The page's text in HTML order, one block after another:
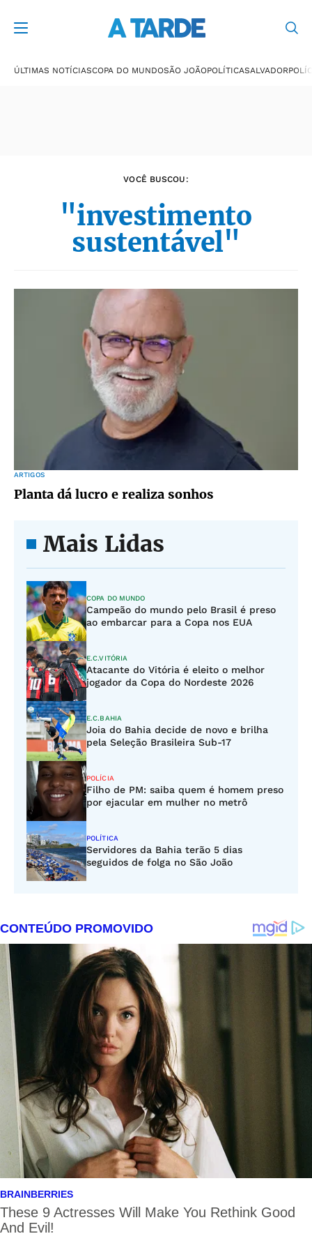
ÚLTIMAS NOTÍCIASCOPA DO MUNDOSÃO JOÃOPOLÍTICASALVADOR
VOCÊ BUSCOU:
"investimento
sustentável"
ARTIGOS
Planta dá lucro e realiza sonhos
Mais Lidas
COPA DO MUNDO
Campeão do mundo pelo Brasil é preso
ao embarcar para a Copa nos EUA
E.C.VITÓRIA
Atacante do Vitória é eleito o melhor
jogador da Copa do Nordeste 2026
E.C.BAHIA
Joia do Bahia decide de novo e brilha
pela Seleção Brasileira Sub-17
POLÍCIA
Filho de PM: saiba quem é homem preso
por ejacular em mulher no metrô
POLÍTICA
Servidores da Bahia terão 5 dias
seguidos de folga no São João